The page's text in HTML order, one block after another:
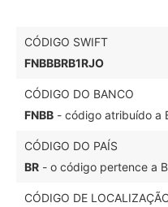
CÓDIGO SWIFT
FNBBBRB1RJO
CÓDIGO DO BANCO
FNBB - código atribuído a
CÓDIGO DO PAÍS
BR - o código pertence a
CÓDIGO DE